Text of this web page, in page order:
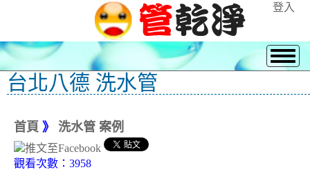
登入
台北八德 洗水管
首頁 》 洗水管 案例
觀看次數：3958